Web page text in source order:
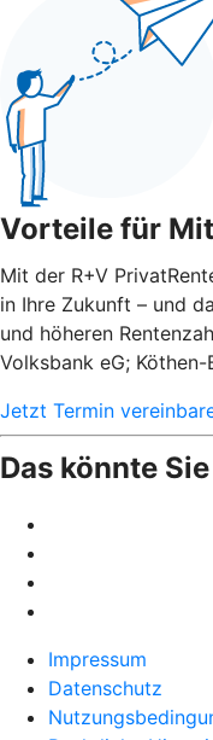
Vorteile für
Mit der R+V
in Ihre Zukunft – und
und höheren
Volksbank eG;
Jetzt Termin
Das könnte
Impressum
Datenschutz